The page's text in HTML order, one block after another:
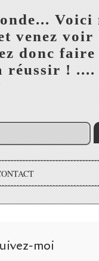
Voici
venez voir
donc
réussir ! ....
moi